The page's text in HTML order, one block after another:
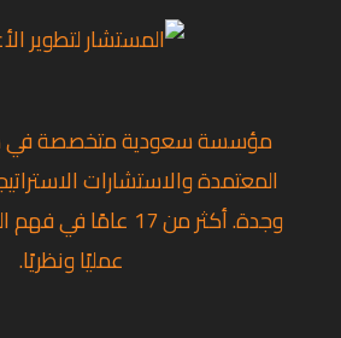
مؤسسة سعودية متخصصة في
المعتمدة والاستشارات
وجدة. أكثر من 17
عمليًا ونظريًا.